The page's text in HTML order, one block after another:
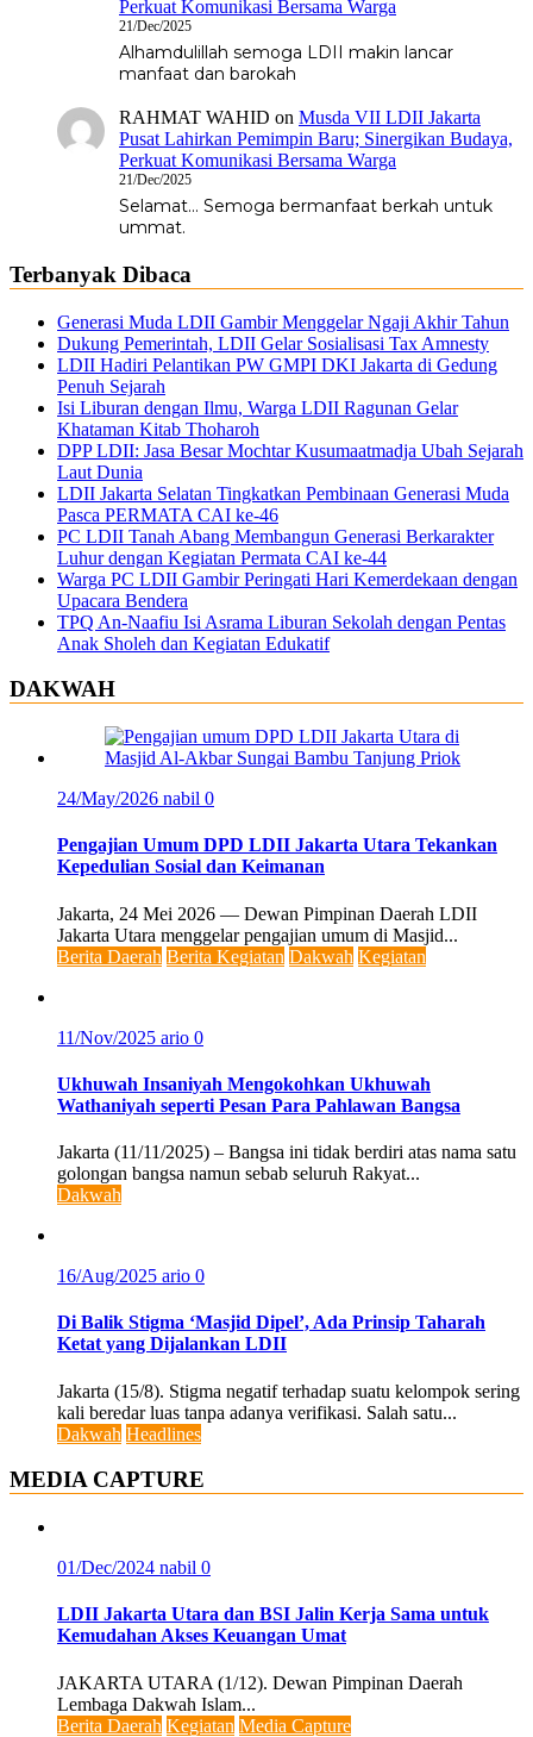
Perkuat Komunikasi Bersama Warga
21/Dec/2025
Alhamdulillah semoga LDII makin lancar
manfaat dan barokah
RAHMAT WAHID on Musda VII LDII Jakarta
Pusat Lahirkan Pemimpin Baru; Sinergikan Budaya,
Perkuat Komunikasi Bersama Warga
21/Dec/2025
Selamat... Semoga bermanfaat berkah untuk
ummat.
Terbanyak Dibaca
Generasi Muda LDII Gambir Menggelar Ngaji Akhir Tahun
Dukung Pemerintah, LDII Gelar Sosialisasi Tax Amnesty
LDII Hadiri Pelantikan PW GMPI DKI Jakarta di Gedung
Penuh Sejarah
Isi Liburan dengan Ilmu, Warga LDII Ragunan Gelar
Khataman Kitab Thoharoh
DPP LDII: Jasa Besar Mochtar Kusumaatmadja Ubah Sejarah
Laut Dunia
LDII Jakarta Selatan Tingkatkan Pembinaan Generasi Muda
Pasca PERMATA CAI ke-46
PC LDII Tanah Abang Membangun Generasi Berkarakter
Luhur dengan Kegiatan Permata CAI ke-44
Warga PC LDII Gambir Peringati Hari Kemerdekaan dengan
Upacara Bendera
TPQ An-Naafiu Isi Asrama Liburan Sekolah dengan Pentas
Anak Sholeh dan Kegiatan Edukatif
DAKWAH
24/May/2026 nabil 0
Pengajian Umum DPD LDII Jakarta Utara Tekankan
Kepedulian Sosial dan Keimanan
Jakarta, 24 Mei 2026 — Dewan Pimpinan Daerah LDII
Jakarta Utara menggelar pengajian umum di Masjid...
Berita Daerah Berita Kegiatan Dakwah Kegiatan
11/Nov/2025 ario 0
Ukhuwah Insaniyah Mengokohkan Ukhuwah
Wathaniyah seperti Pesan Para Pahlawan Bangsa
Jakarta (11/11/2025) – Bangsa ini tidak berdiri atas nama satu
golongan bangsa namun sebab seluruh Rakyat...
Dakwah
16/Aug/2025 ario 0
Di Balik Stigma ‘Masjid Dipel’, Ada Prinsip Taharah
Ketat yang Dijalankan LDII
Jakarta (15/8). Stigma negatif terhadap suatu kelompok sering
kali beredar luas tanpa adanya verifikasi. Salah satu...
Dakwah Headlines
MEDIA CAPTURE
01/Dec/2024 nabil 0
LDII Jakarta Utara dan BSI Jalin Kerja Sama untuk
Kemudahan Akses Keuangan Umat
JAKARTA UTARA (1/12). Dewan Pimpinan Daerah
Lembaga Dakwah Islam...
Berita Daerah Kegiatan Media Capture